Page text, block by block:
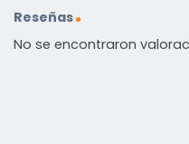
Reseñas
No se encontraron